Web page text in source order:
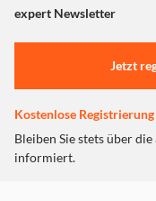
ein Ladegerät oder
Musik und Anrufe
steuern
"Marketing".
Einstellungen
expert Newsletter
Jetzt
Kostenlose Registrierung
Bleiben Sie stets über
informiert.